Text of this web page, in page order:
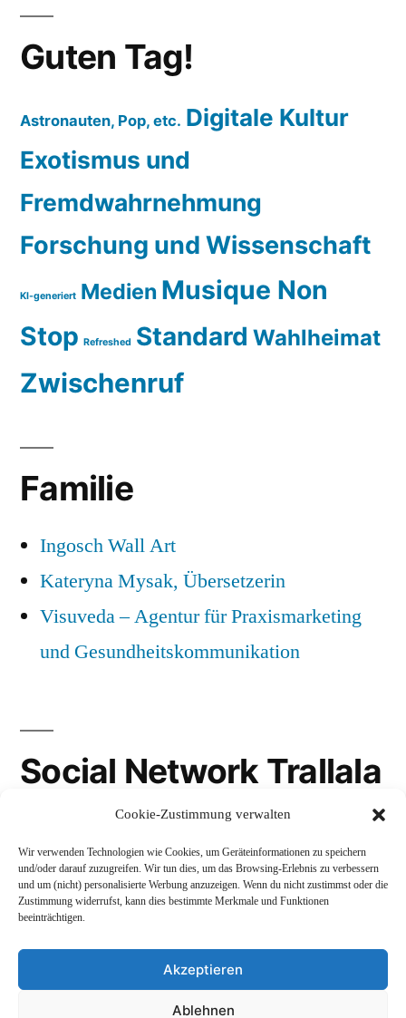
Cookie-Zustimmung verwalten
Wir verwenden Technologien wie Cookies, um Geräteinformationen zu speichern
und/oder darauf zuzugreifen. Wir tun dies, um das Browsing-Erlebnis zu verbessern
und um (nicht) personalisierte Werbung anzuzeigen. Wenn du nicht zustimmst oder die
Zustimmung widerrufst, kann dies bestimmte Merkmale und Funktionen
beeinträchtigen.
Akzeptieren
Ablehnen
Guten Tag!
Astronauten, Pop, etc. Digitale Kultur
Exotismus und
Fremdwahrnehmung
Forschung und Wissenschaft
KI-generiert Medien Musique Non
Stop Refreshed Standard Wahlheimat
Zwischenruf
Familie
Ingosch Wall Art
Kateryna Mysak, Übersetzerin
Visuveda – Agentur für Praxismarketing
und Gesundheitskommunikation
Social Network Trallala
LinkedIn
Mastodon
Stolz präsentiert von WordPress.